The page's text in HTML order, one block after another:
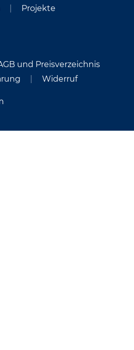
Projekte
und Preisverzeichnis
Widerruf